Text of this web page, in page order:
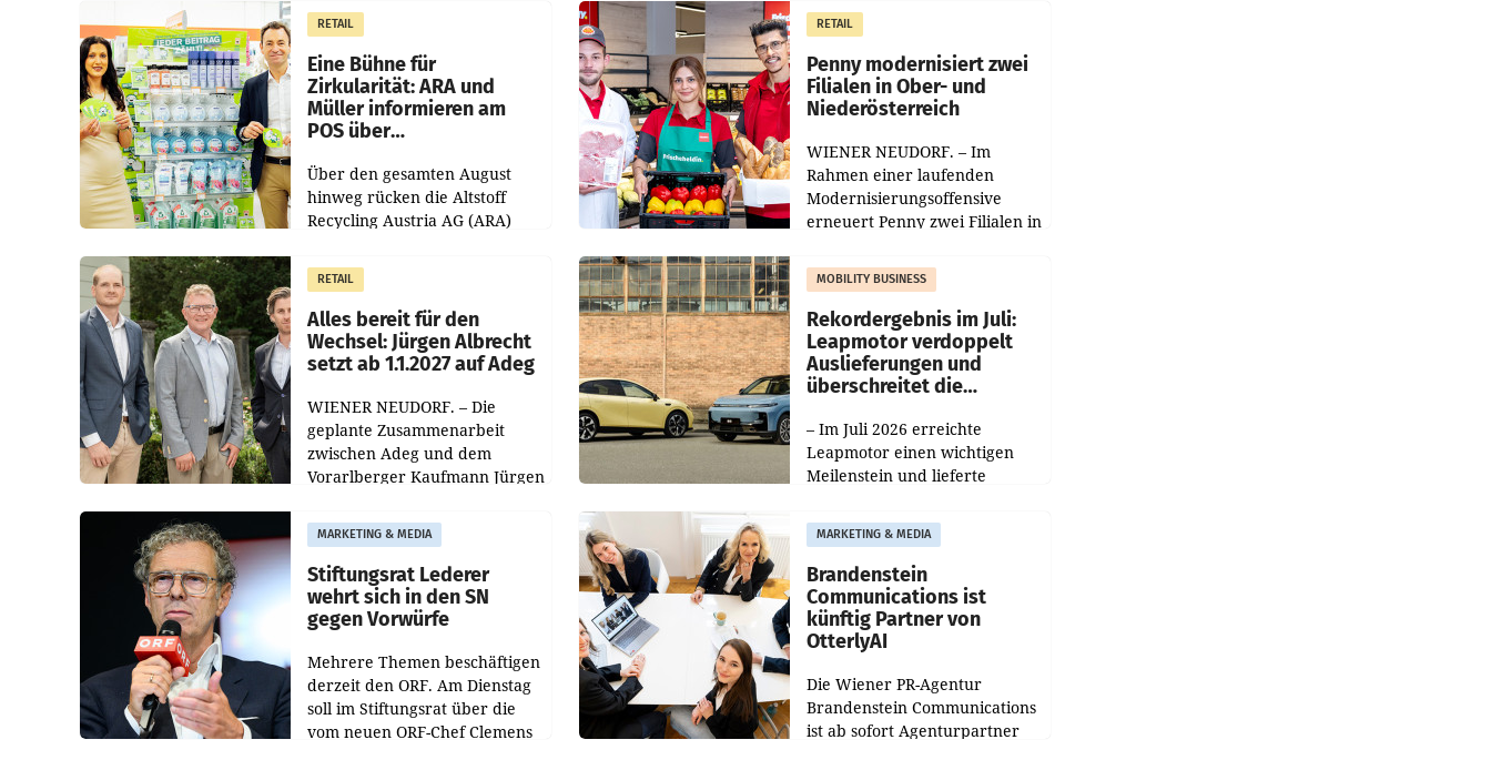
erwirtschaftet, was einem Plus
von 3,8 Prozent gegenüber
dem Vergleichszeitraum
gemacht und die
Markterwartung deutlich
übertroffen.
RETAIL
Eine Bühne für
Zirkularität: ARA und
Müller informieren am
POS über
Über den gesamten August
hinweg rücken die Altstoff
Recycling Austria AG (ARA)
Müller die Initiative „Kreislauf-
Helden“ in allen
österreichischen Müller-Filialen
RETAIL
Penny modernisiert zwei
Filialen in Ober- und
Niederösterreich
WIENER NEUDORF. – Im
Rahmen einer laufenden
Modernisierungsoffensive
erneuert Penny zwei Filialen in
Die beiden Standorte liegen in
Haag sowie im rund
RETAIL
Alles bereit für den
Wechsel: Jürgen Albrecht
setzt ab 1.1.2027 auf Adeg
WIENER NEUDORF. – Die
geplante Zusammenarbeit
zwischen Adeg und dem
Vorarlberger Kaufmann Jürgen
freigegeben: Die
Bundeswettbewerbsbehörde
und der Bundeskartellanwalt
MOBILITY BUSINESS
Rekordergebnis im Juli:
Leapmotor verdoppelt
Auslieferungen und
überschreitet die
– Im Juli 2026 erreichte
Leapmotor einen wichtigen
Meilenstein und lieferte
aus, womit sich das Ergebnis
gegenüber Juli 2025 mehr als
verdoppelte (+102
MARKETING & MEDIA
Stiftungsrat Lederer
wehrt sich in den SN
gegen Vorwürfe
Mehrere Themen beschäftigen
derzeit den ORF. Am Dienstag
soll im Stiftungsrat über die
vom neuen ORF-Chef Clemens
MARKETING & MEDIA
Brandenstein
Communications ist
künftig Partner von
OtterlyAI
Die Wiener PR-Agentur
Brandenstein Communications
ist ab sofort Agenturpartner